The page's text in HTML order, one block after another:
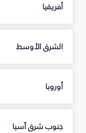
أفريقيا
الشرق الأوسط
أوروبا
جنوب شرق آسيا